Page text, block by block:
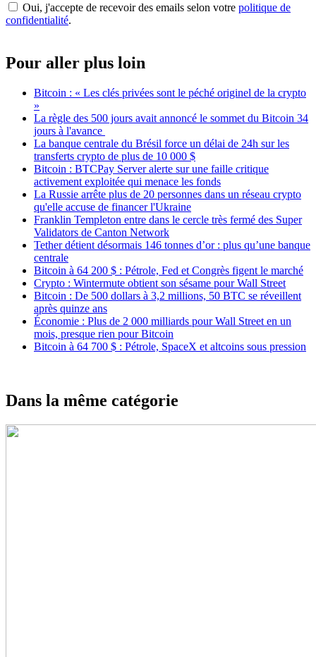
Oui, j'accepte de recevoir des emails selon votre politique de
confidentialité.
Pour aller plus loin
Bitcoin : « Les clés privées sont le péché originel de la crypto
»
La règle des 500 jours avait annoncé le sommet du Bitcoin 34
jours à l'avance
La banque centrale du Brésil force un délai de 24h sur les
transferts crypto de plus de 10 000 $
Bitcoin : BTCPay Server alerte sur une faille critique
activement exploitée qui menace les fonds
La Russie arrête plus de 20 personnes dans un réseau crypto
qu'elle accuse de financer l'Ukraine
Franklin Templeton entre dans le cercle très fermé des Super
Validators de Canton Network
Tether détient désormais 146 tonnes d’or : plus qu’une banque
centrale
Bitcoin à 64 200 $ : Pétrole, Fed et Congrès figent le marché
Crypto : Wintermute obtient son sésame pour Wall Street
Bitcoin : De 500 dollars à 3,2 millions, 50 BTC se réveillent
après quinze ans
Économie : Plus de 2 000 milliards pour Wall Street en un
mois, presque rien pour Bitcoin
Bitcoin à 64 700 $ : Pétrole, SpaceX et altcoins sous pression
Dans la même catégorie